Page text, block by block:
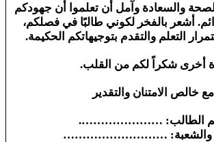
والسعادة وآمل أن تعلموا أن جهودكم
أشعر بالفخر لكوني طالبًا في فصلكم،
التعلم والتقدم بتوجيهاتكم الحكيمة.
أخرى شكراً لكم من القلب.
مع خالص الامتنان والتقدير
الطالب: ………………….
………………………